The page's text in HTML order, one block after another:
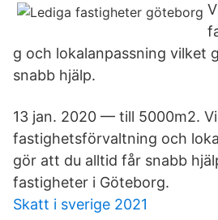
g och lokalanpassning vilket
snabb hjälp.
13 jan. 2020 — till 5000m2.
fastighetsförvaltning och
gör att du alltid får snabb
fastigheter i Göteborg.
Skatt i sverige 2021